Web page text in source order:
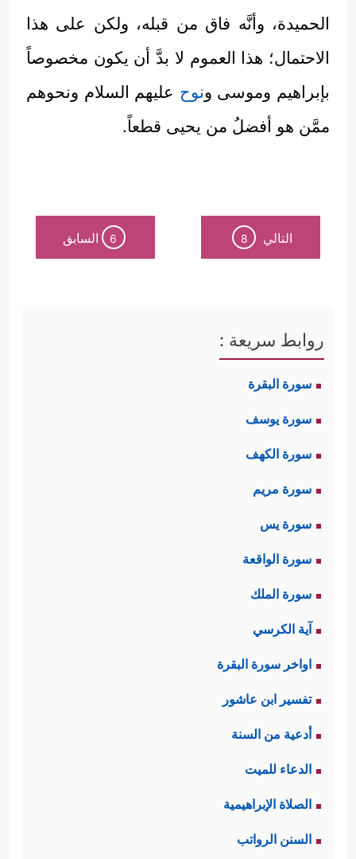
الحميدة، وأنَّه فاق من قبله، ولكن على هذا
الاحتمال؛ هذا العموم لا بدَّ أن يكون مخصوصاً
بإبراهيم وموسى ونوح عليهم السلام ونحوهم
ممَّن هو أفضلُ من يحيى قطعاً.
التالي 8
6 السابق
روابط سريعة :
سورة البقرة
سورة يوسف
سورة الكهف
سورة مريم
سورة يس
سورة الواقعة
سورة الملك
آية الكرسي
اواخر سورة البقرة
تفسير ابن عاشور
أدعية من السنة
الدعاء للميت
الصلاة الإبراهيمية
السنن الرواتب